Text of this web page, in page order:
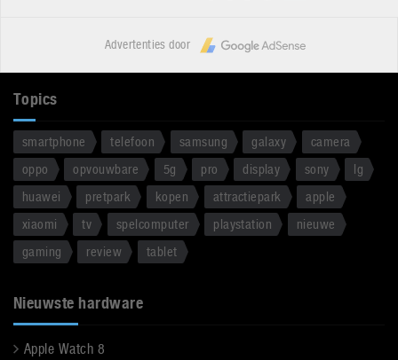
Advertenties door
Topics
smartphone telefoon samsung galaxy
camera
oppo
opvouwbare 5g pro display sony
lg
huawei
pretpark kopen attractiepark
apple
xiaomi
tv spelcomputer playstation
nieuwe
gaming
review tablet
Nieuwste hardware
Apple Watch 8